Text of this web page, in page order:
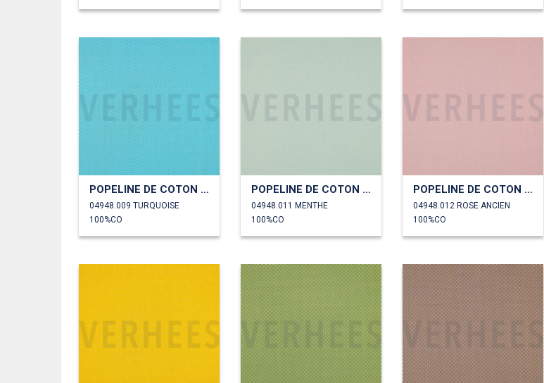
POPELINE DE COTON PETITS POINTS
04948.009 TURQUOISE
100%CO
POPELINE DE COTON PETITS POINTS
04948.011 MENTHE
100%CO
POPELINE DE COTON PETITS POINTS
04948.012 ROSE ANCIEN
100%CO